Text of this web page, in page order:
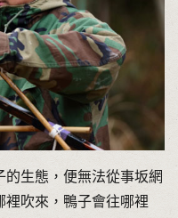
的生態，便無法從事坂網
裡吹來，鴨子會往哪裡